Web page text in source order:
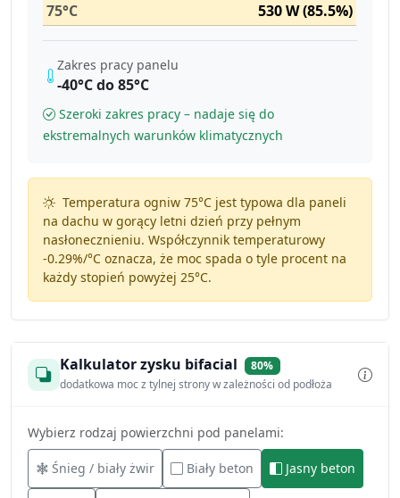
75°C
530 W (85.5%)
Zakres pracy panelu
-40°C do 85°C
Szeroki zakres pracy – nadaje się do
ekstremalnych warunków klimatycznych
Temperatura ogniw 75°C jest typowa dla paneli
na dachu w gorący letni dzień przy pełnym
nasłonecznieniu. Współczynnik temperaturowy
-0.29%/°Coznacza, że moc spada o tyle procent na
każdy stopień powyżej 25°C.
Kalkulator zysku bifacial
80%
dodatkowa moc z tylnej strony w zależności od podłoża
Wybierz rodzaj powierzchni pod panelami:
Śnieg / biały żwir Biały beton Jasny beton